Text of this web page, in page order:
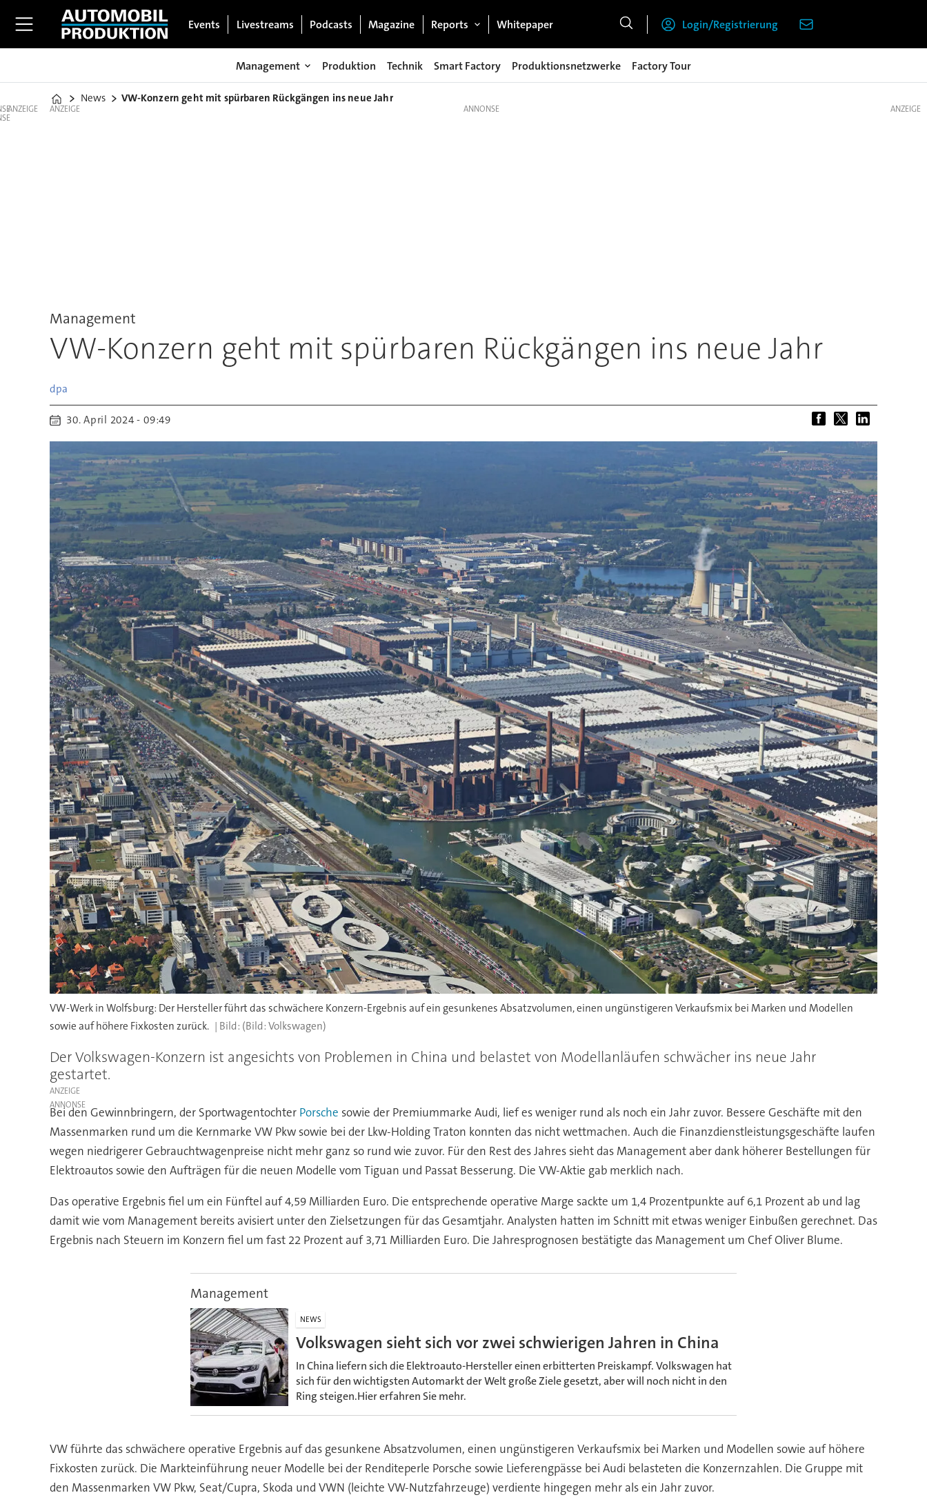
Events Livestreams Podcasts Magazine Reports Whitepaper Login/Registrierung
Management Produktion Technik Smart Factory Produktionsnetzwerke Factory Tour
Home
News VW-Konzern geht mit spürbaren Rückgängen ins neue Jahr
ANZEIGE ANZEIGE
Management
VW-Konzern geht mit spürbaren Rückgängen ins neue Jahr
dpa
30. April 2024 - 09:49
VW-Werk in Wolfsburg: Der Hersteller führt das schwächere Konzern-Ergebnis auf ein gesunkenes Absatzvolumen, einen ungünstigeren Verkaufsmix bei Marken und Modellen
sowie auf höhere Fixkosten zurück.
(Bild: Volkswagen)
Der Volkswagen-Konzern ist angesichts von Problemen in China und belastet von Modellanläufen schwächer ins neue Jahr
gestartet.
ANZEIGE
Bei den Gewinnbringern, der Sportwagentochter Porsche sowie der Premiummarke Audi, lief es weniger rund als noch ein Jahr zuvor. Bessere Geschäfte mit den
Massenmarken rund um die Kernmarke VW Pkw sowie bei der Lkw-Holding Traton konnten das nicht wettmachen. Auch die Finanzdienstleistungsgeschäfte laufen
wegen niedrigerer Gebrauchtwagenpreise nicht mehr ganz so rund wie zuvor. Für den Rest des Jahres sieht das Management aber dank höherer Bestellungen für
Elektroautos sowie den Aufträgen für die neuen Modelle vom Tiguan und Passat Besserung. Die VW-Aktie gab merklich nach.
Das operative Ergebnis fiel um ein Fünftel auf 4,59 Milliarden Euro. Die entsprechende operative Marge sackte um 1,4 Prozentpunkte auf 6,1 Prozent ab und lag
damit wie vom Management bereits avisiert unter den Zielsetzungen für das Gesamtjahr. Analysten hatten im Schnitt mit etwas weniger Einbußen gerechnet. Das
Ergebnis nach Steuern im Konzern fiel um fast 22 Prozent auf 3,71 Milliarden Euro. Die Jahresprognosen bestätigte das Management um Chef Oliver Blume.
Management
NEWS
Volkswagen sieht sich vor zwei schwierigen Jahren in China
In China liefern sich die Elektroauto-Hersteller einen erbitterten Preiskampf. Volkswagen hat
sich für den wichtigsten Automarkt der Welt große Ziele gesetzt, aber will noch nicht in den
Ring steigen.Hier erfahren Sie mehr.
VW führte das schwächere operative Ergebnis auf das gesunkene Absatzvolumen, einen ungünstigeren Verkaufsmix bei Marken und Modellen sowie auf höhere
Fixkosten zurück. Die Markteinführung neuer Modelle bei der Renditeperle Porsche sowie Lieferengpässe bei Audi belasteten die Konzernzahlen. Die Gruppe mit
den Massenmarken VW Pkw, Seat/Cupra, Skoda und VWN (leichte VW-Nutzfahrzeuge) verdiente hingegen mehr als ein Jahr zuvor.
ANZEIGE